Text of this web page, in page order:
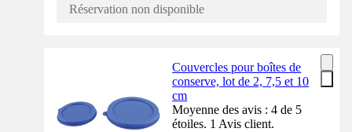
Réservation non disponible
Couvercles pour boîtes de
conserve, lot de 2, 7,5 et 10
cm
Moyenne des avis : 4 de 5
étoiles. 1 Avis client.